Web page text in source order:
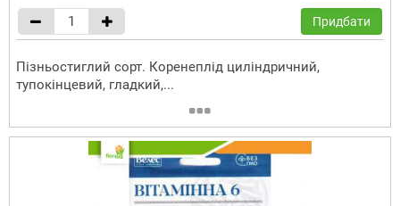
Придбати
Пізньостиглий сорт. Коренеплід циліндричний,
тупокінцевий, гладкий,...